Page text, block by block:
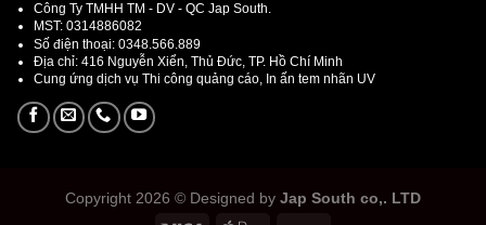
Công Ty TMHH TM - DV - QC Jap South.
MST: 0314886082
Số điện thoại: 0348.566.889
Địa chỉ: 416 Nguyễn Xiển, Thủ Đức, TP. Hồ Chí Minh
Cung ứng dịch vụ Thi công quảng cáo, In ấn tem nhãn UV
Copyright 2026 © Designed by Jap South co,. LTD